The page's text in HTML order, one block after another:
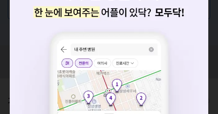
💬 무엇이든 물어보세요
혹시 잘못된 병원정보가 있나요?
모두닥 팀에 알려주세요!
가격표 비급여/급여 진료란?
요청하신 작업을 처리하지 못했습니다.
네트워크 또는 서버의 일시적인 오류로, 잠시 후 다시 시도해주
세요. 지속적으로 문제가 발생할 경우 모두닥 채널톡으로 문의